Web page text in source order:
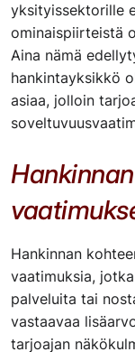
yksityissektorille
ominaispiirteistä
Aina nämä
hankintayksikkö
asiaa, jolloin
Hankinnan
vaatimuksia,
palveluita tai
vastaavaa
tarjoajan